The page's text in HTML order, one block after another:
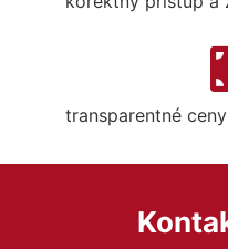
transparentné